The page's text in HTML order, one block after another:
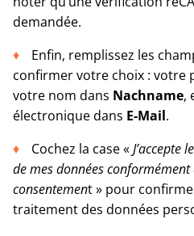
demandée.
Enfin, remplissez les
confirmer votre choix : votre
votre nom dans Nachname,
électronique dans E-Mail.
Cochez la case «J’accepte
de mes données
consentement » pour
traitement des données